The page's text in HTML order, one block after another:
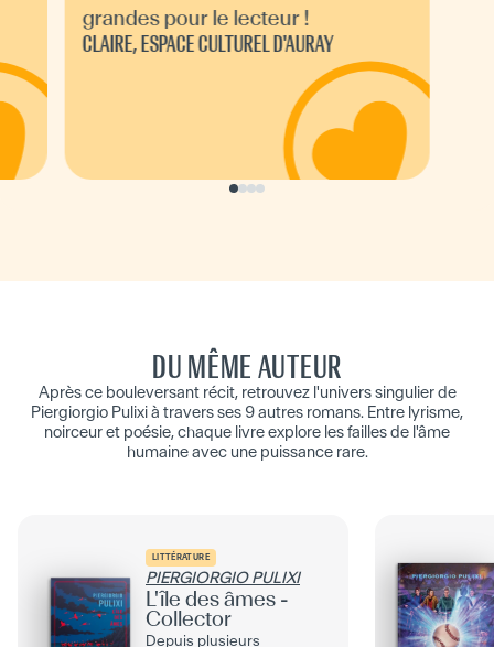
grandes pour le lecteur !
CLAIRE, ESPACE CULTUREL D'AURAY
DU MÊME AUTEUR
Après ce bouleversant récit, retrouvez l'univers singulier de
Piergiorgio Pulixi à travers ses 9 autres romans. Entre lyrisme,
noirceur et poésie, chaque livre explore les failles de l'âme
humaine avec une puissance rare.
LITTÉRATURE
PIERGIORGIO PULIXI
L'île des âmes -
Collector
Depuis plusieurs